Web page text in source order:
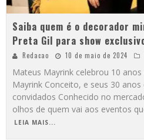
Saiba quem é o decorador
Preta Gil para show
Redacao 10 de maio de 2024
Mateus Mayrink celebrou 10
Mayrink Conceito, e seus 30
convidados Conhecido no
olhos de quem vai aos eventos
LEIA MAIS...